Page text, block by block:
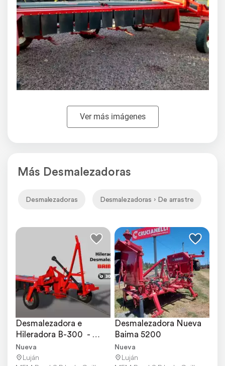
Ver más imágenes
Más Desmalezadoras
Desmalezadoras Desmalezadoras › De arrastre
Desmalezadora e
Hileradora B-300  -
Entrega Inmediata
Nueva
Luján
Desmalezadora Nueva
Baima 5200
Nueva
Luján